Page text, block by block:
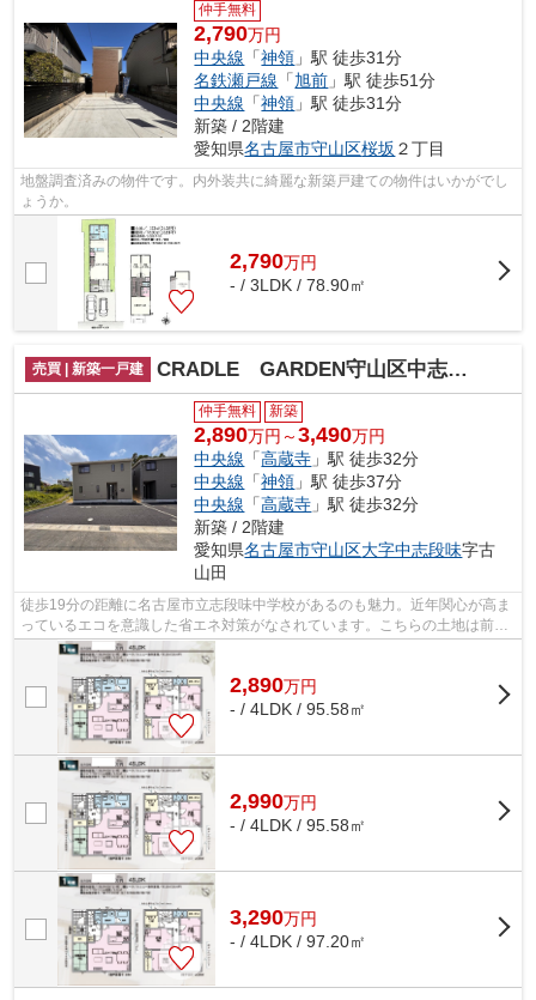
仲手無料
2,790万円
中央線 「神領 」駅 徒歩31分
名鉄瀬戸線 「旭前 」駅 徒歩51分
中央線 「神領 」駅 徒歩31分
新築 / 2階建
愛知県名古屋市守山区桜坂 ２丁目
地盤調査済みの物件です。内外装共に綺麗な新築戸建ての物件はいかがでし
ょうか。
2,790万円
- / 3LDK / 78.90㎡
売買 | 新築一戸建 CRADLE GARDEN守山区中志段味第3【仲介手数料無料 志段味東小 志段味中】
仲手無料 新築
2,890万円～3,490万円
中央線 「高蔵寺 」駅 徒歩32分
中央線 「神領 」駅 徒歩37分
中央線 「高蔵寺 」駅 徒歩32分
新築 / 2階建
愛知県名古屋市守山区大字中志段味字古
山田
徒歩19分の距離に名古屋市立志段味中学校があるのも魅力。近年関心が高ま
っているエコを意識した省エネ対策がなされています。こちらの土地は前面
道路6m以上です。初めてのマイホーム...
2,890万円
- / 4LDK / 95.58㎡
2,990万円
- / 4LDK / 95.58㎡
3,290万円
- / 4LDK / 97.20㎡